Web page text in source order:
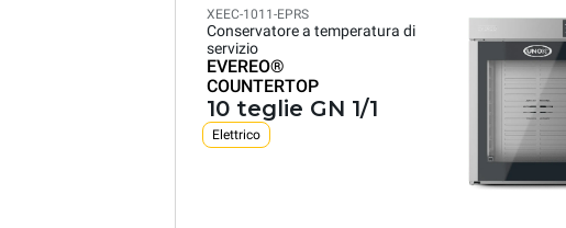
XEEC-1011-EPRS
Conservatore a temperatura di
servizio
EVEREO®
COUNTERTOP
10 teglie GN 1/1
Elettrico